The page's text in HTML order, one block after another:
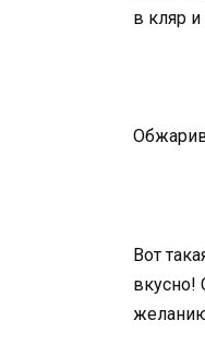
в кляр
Вот
вкусно!